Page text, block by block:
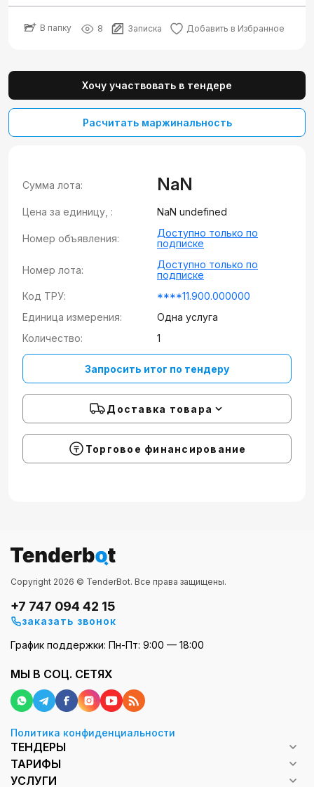
В папку 8 Записка Добавить в Избранное
Хочу участвовать в тендере
Расчитать маржинальность
Сумма лота: NaN
Цена за единицу, : NaN undefined
Номер объявления:
Доступно только по
подписке
Номер лота:
Доступно только по
подписке
Код ТРУ:
****11.900.000000
Единица измерения:
Одна услуга
Количество:
1
Запросить итог по тендеру
Доставка товара
Торговое финансирование
Copyright 2026 © TenderBot. Все права защищены.
+7 747 094 42 15
заказать звонок
График поддержки: Пн-Пт: 9:00 — 18:00
МЫ В СОЦ. СЕТЯХ
Политика конфиденциальности
ТЕНДЕРЫ
ТАРИФЫ
УСЛУГИ